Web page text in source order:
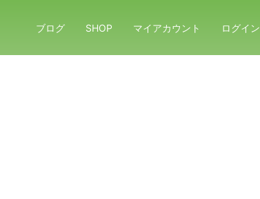
ブログ SHOP マイアカウント ログイン